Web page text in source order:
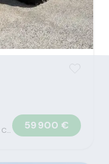
Gueudet 1880 Montigny-Lengrain - Concession Claas 59 900 €